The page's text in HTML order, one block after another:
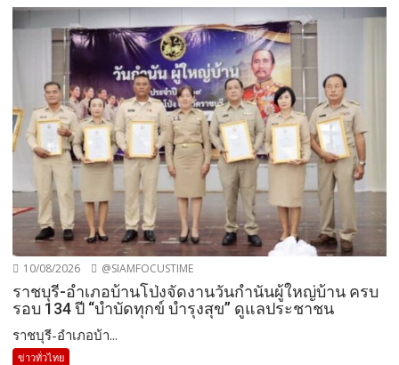
10/08/2026 @SIAMFOCUSTIME
ราชบุรี-อำเภอบ้านโป่งจัดงานวันกำนันผู้ใหญ่บ้าน ครบ
รอบ 134 ปี “บำบัดทุกข์ บำรุงสุข” ดูแลประชาชน
ราชบุรี-อำเภอบ้า...
ข่าวทั่วไทย